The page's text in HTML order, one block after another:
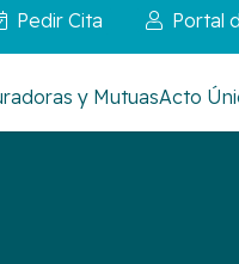
Pedir Cita Portal
y MutuasActo